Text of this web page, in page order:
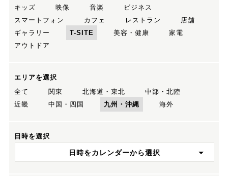
キッズ
映像 音楽
ビジネス
スマートフォン
カフェ レストラン
店舗
ギャラリー
T-SITE 美容・健康
家電
アウトドア
エリアを選択
全て
関東 北海道・東北
中部・北陸
近畿
中国・四国 九州・沖縄 海外
日時を選択
日時をカレンダーから選択